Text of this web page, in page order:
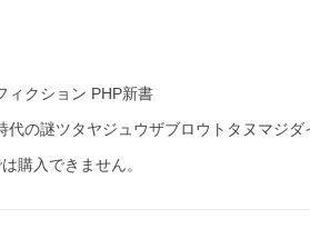
クション PHP新書
代の謎ツタヤジュウザブロウトタヌマジ
購入できません。